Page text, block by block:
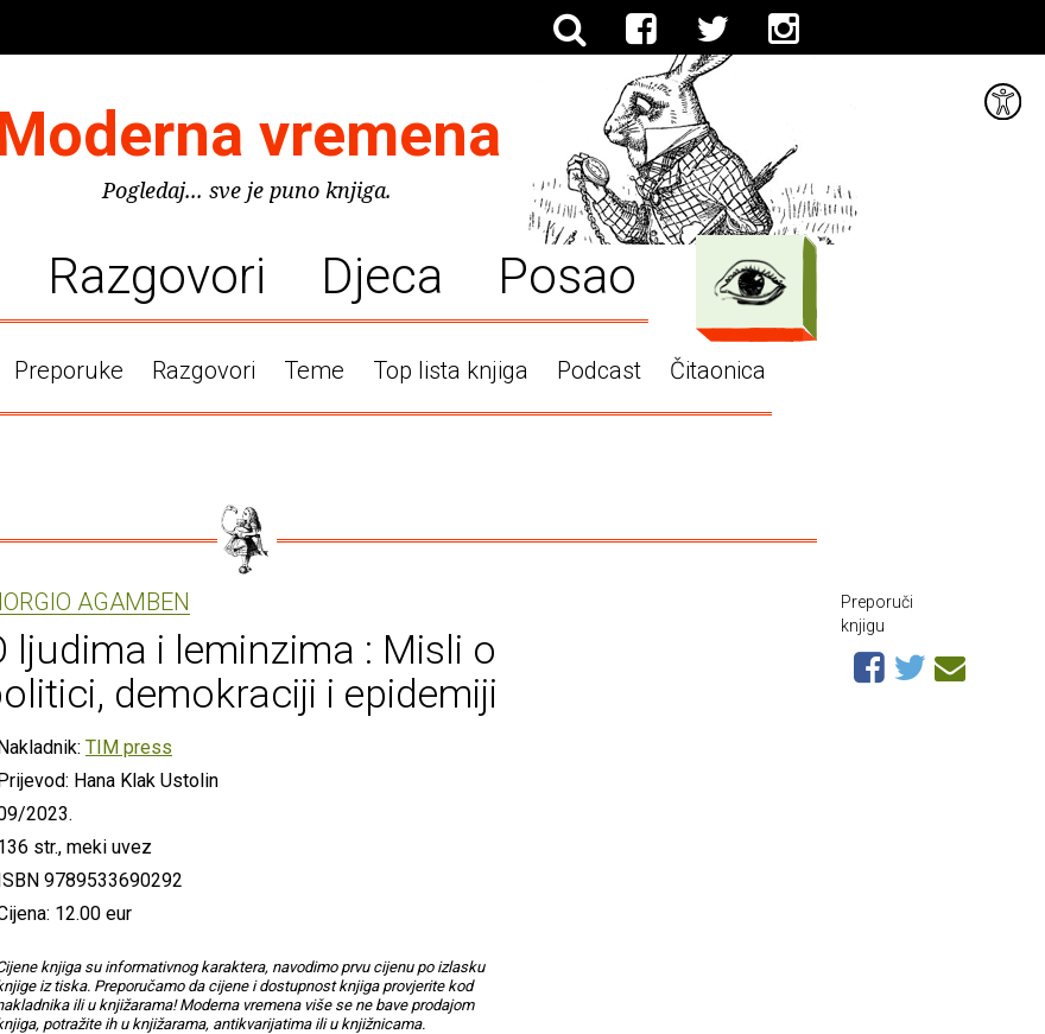
vremena
Pogledaj... sve je puno knjiga.
Razgovori Djeca Posao
Preporuke Razgovori Teme Top lista knjiga Podcast Čitaonica
AGAMBEN
ljudima i leminzima : Misli o
demokraciji i epidemiji
TIM press
Hana Klak Ustolin
2023.
str., meki uvez
9789533690292
12.00 eur
knjiga su informativnog karaktera, navodimo prvu cijenu po izlasku
iz tiska. Preporučamo da cijene i dostupnost knjiga provjerite kod
ili u knjižarama! Moderna vremena više se ne bave prodajom
potražite ih u knjižarama, antikvarijatima ili u knjižnicama.
Preporuči
knjigu